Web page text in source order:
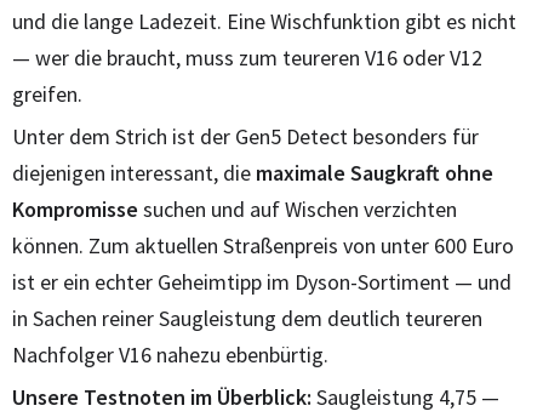
und die lange Ladezeit. Eine Wischfunktion gibt es nicht
— wer die braucht, muss zum teureren V16 oder V12
greifen.
Unter dem Strich ist der Gen5 Detect besonders für
diejenigen interessant, die maximale Saugkraft ohne
Kompromisse suchen und auf Wischen verzichten
können. Zum aktuellen Straßenpreis von unter 600 Euro
ist er ein echter Geheimtipp im Dyson-Sortiment — und
in Sachen reiner Saugleistung dem deutlich teureren
Nachfolger V16 nahezu ebenbürtig.
Unsere Testnoten im Überblick: Saugleistung 4,75 —